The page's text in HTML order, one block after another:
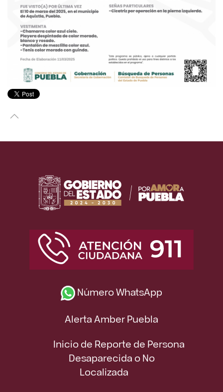
Número WhatsApp
Alerta Amber Puebla
Inicio de Reporte de Persona
Desaparecida o No
Localizada